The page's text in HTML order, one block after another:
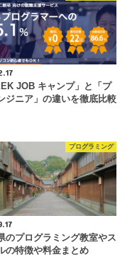
JOB キャンプ」と「プ
ジニア」の違いを徹底比較
プログラミング
のプログラミング教室やス
の特徴や料金まとめ